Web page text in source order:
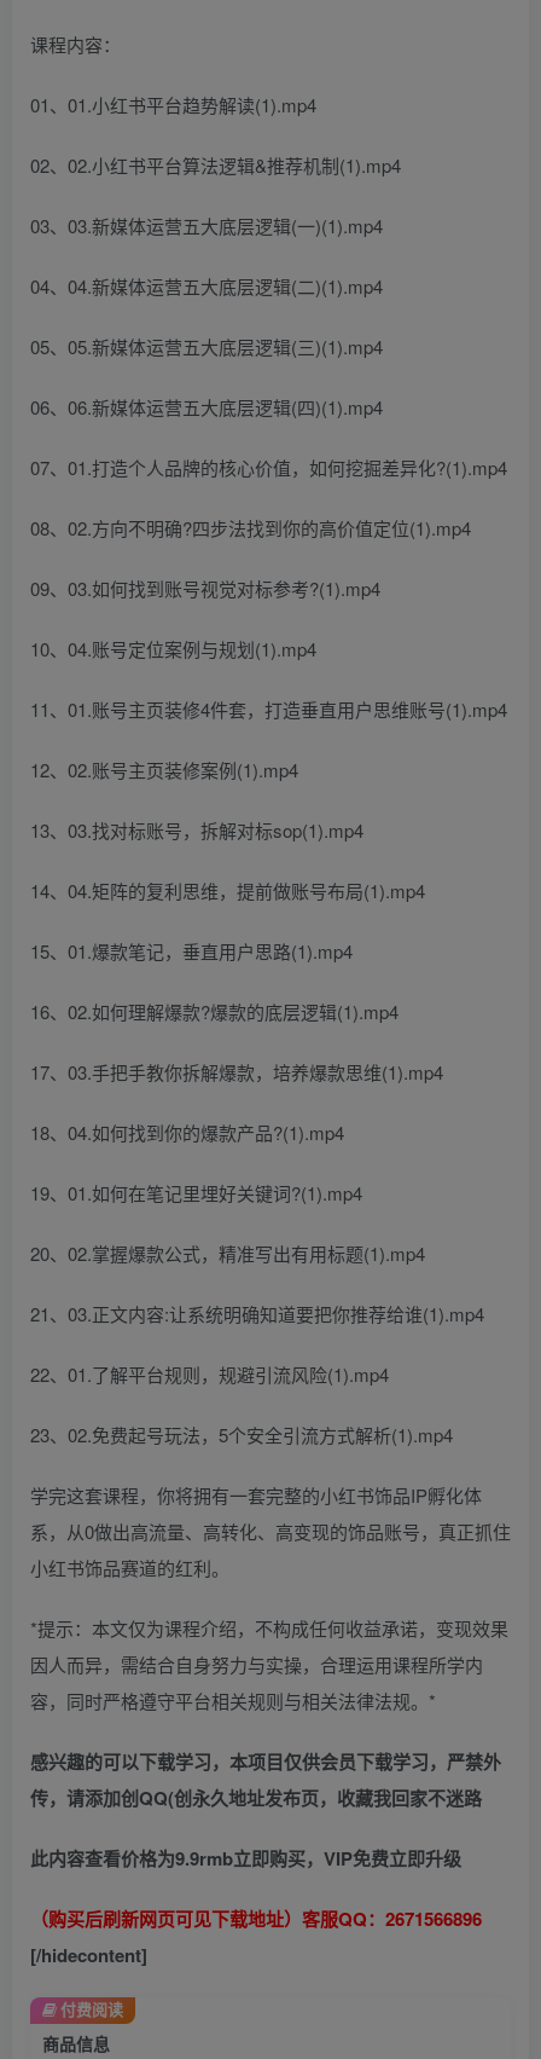
课程内容：
01、01.小红书平台趋势解读(1).mp4
02、02.小红书平台算法逻辑&推荐机制(1).mp4
03、03.新媒体运营五大底层逻辑(一)(1).mp4
04、04.新媒体运营五大底层逻辑(二)(1).mp4
05、05.新媒体运营五大底层逻辑(三)(1).mp4
06、06.新媒体运营五大底层逻辑(四)(1).mp4
07、01.打造个人品牌的核心价值，如何挖掘差异化?(1).mp4
08、02.方向不明确?四步法找到你的高价值定位(1).mp4
09、03.如何找到账号视觉对标参考?(1).mp4
10、04.账号定位案例与规划(1).mp4
11、01.账号主页装修4件套，打造垂直用户思维账号(1).mp4
12、02.账号主页装修案例(1).mp4
13、03.找对标账号，拆解对标sop(1).mp4
14、04.矩阵的复利思维，提前做账号布局(1).mp4
15、01.爆款笔记，垂直用户思路(1).mp4
16、02.如何理解爆款?爆款的底层逻辑(1).mp4
17、03.手把手教你拆解爆款，培养爆款思维(1).mp4
18、04.如何找到你的爆款产品?(1).mp4
19、01.如何在笔记里埋好关键词?(1).mp4
20、02.掌握爆款公式，精准写出有用标题(1).mp4
21、03.正文内容:让系统明确知道要把你推荐给谁(1).mp4
22、01.了解平台规则，规避引流风险(1).mp4
23、02.免费起号玩法，5个安全引流方式解析(1).mp4
学完这套课程，你将拥有一套完整的小红书饰品IP孵化体
系，从0做出高流量、高转化、高变现的饰品账号，真正抓住
小红书饰品赛道的红利。
*提示：本文仅为课程介绍，不构成任何收益承诺，变现效果
因人而异，需结合自身努力与实操，合理运用课程所学内
容，同时严格遵守平台相关规则与相关法律法规。*
感兴趣的可以下载学习，本项目仅供会员下载学习，严禁外
传，请添加创QQ(创永久地址发布页，收藏我回家不迷路
此内容查看价格为9.9rmb立即购买，VIP免费立即升级
（购买后刷新网页可见下载地址）客服QQ：2671566896
[/hidecontent]
商品信息
付费阅读